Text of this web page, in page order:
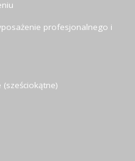
profesjonalnego i